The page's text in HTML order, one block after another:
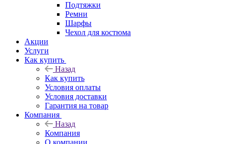
Подтяжки
Ремни
Шарфы
Чехол для костюма
Акции
Услуги
Как купить
Назад
Как купить
Условия оплаты
Условия доставки
Гарантия на товар
Компания
Назад
Компания
О компании